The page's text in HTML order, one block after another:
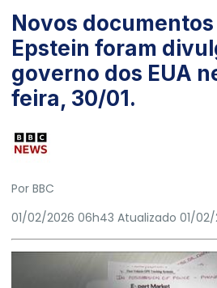
Novos
Epstein foram
governo dos EUA
feira, 30/01.
Por BBC
01/02/2026 06h43 Atualizado 01/